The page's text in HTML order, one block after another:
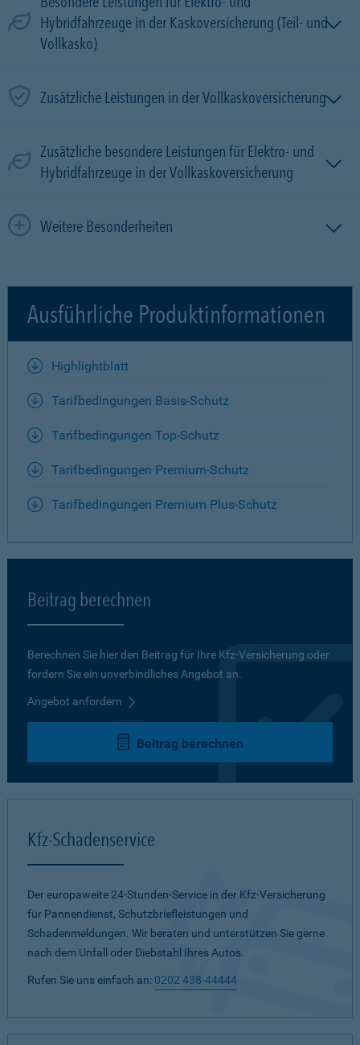
Hybridfahrzeuge in der Kaskoversicherung (Teil- und
Vollkasko)
Zusätzliche Leistungen in der Vollkaskoversicherung
Zusätzliche besondere Leistungen für Elektro- und
Hybridfahrzeuge in der Vollkaskoversicherung
Weitere Besonderheiten
Ausführliche Produktinformationen
Highlightblatt
Tarifbedingungen Basis-Schutz
Tarifbedingungen Top-Schutz
Tarifbedingungen Premium-Schutz
Tarifbedingungen Premium Plus-Schutz
Beitrag berechnen
Berechnen Sie hier den Beitrag für Ihre Kfz-Versicherung oder
fordern Sie ein unverbindliches Angebot an.
Angebot anfordern
Beitrag berechnen
Kfz-Schadenservice
Der europaweite 24-Stunden-Service in der Kfz-Versicherung
für Pannendienst, Schutzbriefleistungen und
Schadenmeldungen. Wir beraten und unterstützen Sie gerne
nach dem Unfall oder Diebstahl Ihres Autos.
Rufen Sie uns einfach an: 0202 438-44444